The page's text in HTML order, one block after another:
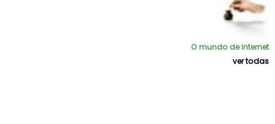
O mundo de Internet
ver todas